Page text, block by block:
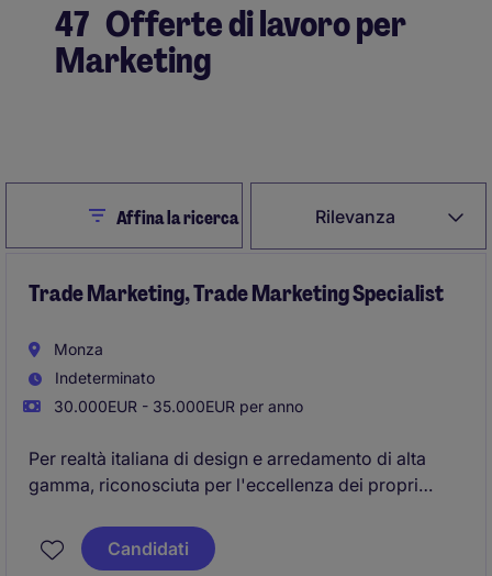
47 Offerte di lavoro per
Marketing
Rilevanza
CloseAffina la ricerca
Trade Marketing, Trade Marketing Specialist
Monza
Indeterminato
30.000EUR - 35.000EUR per anno
Per realtà italiana di design e arredamento di alta
gamma, riconosciuta per l'eccellenza dei propri
rete di rivenditori, showroom e professionisti del
settore, ricerchiamo un/una Trade Marketing
Candidati